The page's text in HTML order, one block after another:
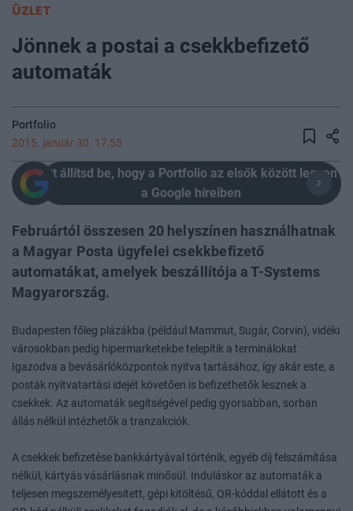
ÜZLET
Jönnek a postai a csekkbefizető
automaták
Portfolio
2015. január 30. 17:55
Itt állítsd be, hogy a Portfolio az elsők között legyen
a Google híreiben
Februártól összesen 20 helyszínen használhatnak
a Magyar Posta ügyfelei csekkbefizető
automatákat, amelyek beszállítója a T-Systems
Magyarország.
Budapesten főleg plázákba (például Mammut, Sugár, Corvin), vidéki
városokban pedig hipermarketekbe telepítik a terminálokat.
Igazodva a bevásárlóközpontok nyitva tartásához, így akár este, a
posták nyitvatartási idejét követően is befizethetők lesznek a
csekkek. Az automaták segítségével pedig gyorsabban, sorban
állás nélkül intézhetők a tranzakciók.
A csekkek befizetése bankkártyával történik, egyéb díj felszámítása
nélkül, kártyás vásárlásnak minősül. Induláskor az automaták a
teljesen megszemélyesített, gépi kitöltésű, QR-kóddal ellátott és a